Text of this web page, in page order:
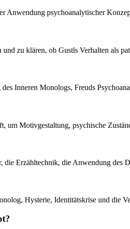
Anwendung psychoanalytischer
zu klären, ob Gustls Verhalten als
Inneren Monologs, Freuds
Motivgestaltung, psychische
Erzähltechnik, die Anwendung des
Hysterie, Identitätskrise und die